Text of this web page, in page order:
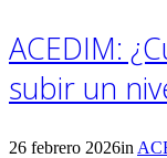
ACEDIM:
subir un
26 febrero 2026in